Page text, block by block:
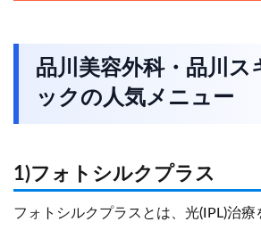
品川美容外科・品川ス
ックの人気メニュー
1)フォトシルクプラス
フォトシルクプラスとは、光(IPL)治